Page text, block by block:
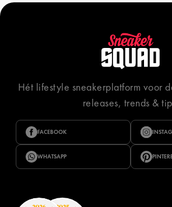
Hét lifestyle sneakerplatform voor
releases, trends &
FACEBOOK
WHATSAPP